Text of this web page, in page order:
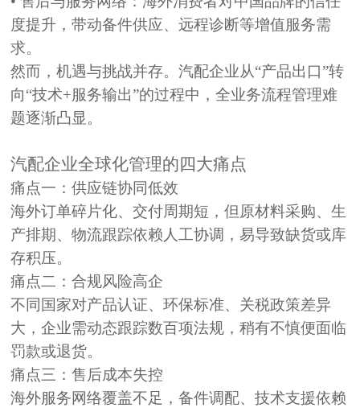
度提升，带动备件供应、远程诊断等增值服务需
求。
然而，机遇与挑战并存。汽配企业从“产品出口”转
向“技术+服务输出”的过程中，全业务流程管理难
题逐渐凸显。
汽配企业全球化管理的四大痛点
痛点一：供应链协同低效
海外订单碎片化、交付周期短，但原材料采购、生
产排期、物流跟踪依赖人工协调，易导致缺货或库
存积压。
痛点二 ：合规风险高企
不同国家对产品认证、环保标准、关税政策差异
大，企业需动态跟踪数百项法规，稍有不慎便面临
罚款或退货。
痛点三 ：售后成本失控
海外服务网络覆盖不足，备件调配、技术支援依赖